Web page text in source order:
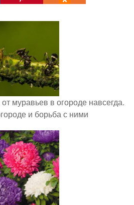
муравьев в огороде навсегда.
и борьба с ними